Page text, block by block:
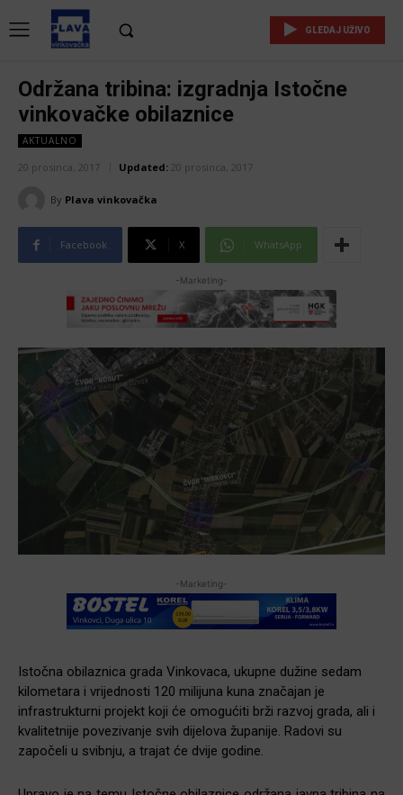
GLEDAJ UŽIVO
Održana tribina: izgradnja Istočne
vinkovačke obilaznice
AKTUALNO
20 prosinca, 2017 Updated: 20 prosinca, 2017
By Plava vinkovačka
Facebook X WhatsApp
-Marketing-
-Marketing-
Istočna obilaznica grada Vinkovaca, ukupne dužine sedam
kilometara i vrijednosti 120 milijuna kuna značajan je
infrastrukturni projekt koji će omogućiti brži razvoj grada, ali i
kvalitetnije povezivanje svih dijelova županije. Radovi su
započeli u svibnju, a trajat će dvije godine.